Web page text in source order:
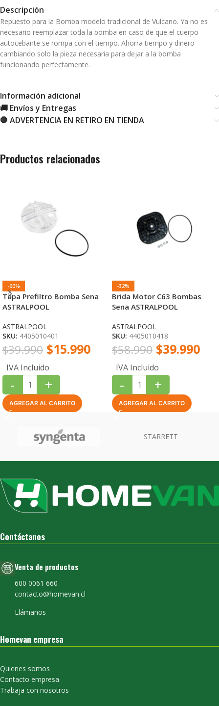
Descripción
Repuesto para la Bomba modelo tradicional de Vulcano. Ya no es
necesario reemplazar toda la bomba en caso de que el cuerpo
autocebante se rompa con el tiempo. Ahorra tiempo y dinero
cambiando solo la pieza necesaria para dejar a la bomba
funcionando perfectamente.
Información adicional
🚚 Envíos y Entregas
🛑 ADVERTENCIA EN RETIRO EN TIENDA
Productos relacionados
-60%
Tapa Prefiltro Bomba Sena
ASTRALPOOL
ASTRALPOOL
SKU: 4405010401
$39.990 $15.990
IVA Incluido
- +
AGREGAR AL CARRITO
-32%
Brida Motor C63 Bombas
Sena ASTRALPOOL
ASTRALPOOL
SKU: 4405010418
$58.990 $39.990
IVA Incluido
- +
AGREGAR AL CARRITO
Contáctanos
Venta de productos
600 0061 660
contacto@homevan.cl
Llámanos
Homevan empresa
Quienes somos
Contacto empresa
Trabaja con nosotros